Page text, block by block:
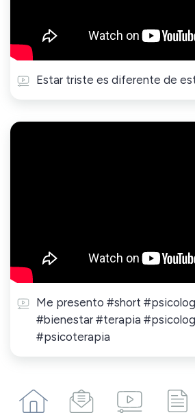
Estar triste es diferente de
Me presento #short
#bienestar #terapia
#psicoterapia